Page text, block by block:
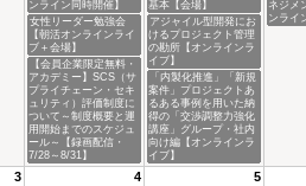
3 4 5
ンライン同時開催】
基本【会場】
ネジメ
ンライ
女性リーダー勉強会
【朝活オンラインライ
ブ＋会場】
アジャイル型開発にお
けるプロジェクト管理
の勘所【オンラインラ
イブ】
【会員企業限定無料・
アカデミー】SCS（サ
プライチェーン・セキ
ュリティ）評価制度に
ついて～制度概要と運
用開始までのスケジュ
ール～【録画配信・
7/28～8/31】
「内製化推進」「新規
案件」プロジェクトあ
るある事例を用いた納
得の「交渉調整力強化
講座」グループ・社内
向け編【オンラインラ
イブ】